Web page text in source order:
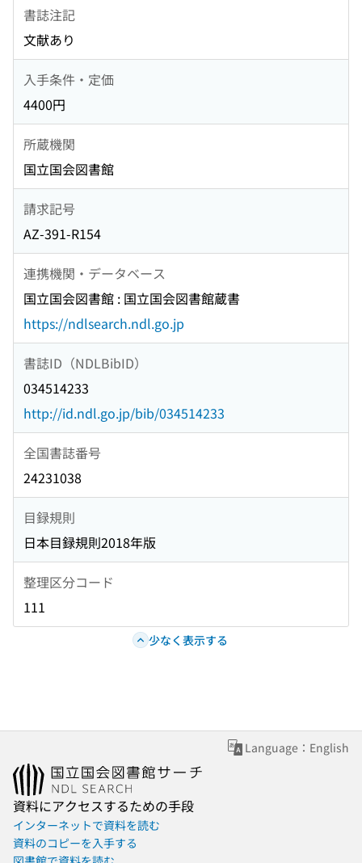
書誌注記
文献あり
入手条件・定価
4400円
所蔵機関
国立国会図書館
請求記号
AZ-391-R154
連携機関・データベース
国立国会図書館 : 国立国会図書館蔵書
https://ndlsearch.ndl.go.jp
書誌ID（NDLBibID）
034514233
http://id.ndl.go.jp/bib/034514233
全国書誌番号
24231038
目録規則
日本目録規則2018年版
整理区分コード
111
少なく表示する
Language：English
資料にアクセスするための手段
インターネットで資料を読む
資料のコピーを入手する